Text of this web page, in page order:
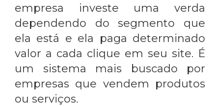
empresa investe uma verda
dependendo do segmento que
ela está e ela paga determinado
valor a cada clique em seu site. É
um sistema mais buscado por
empresas que vendem produtos
ou serviços.